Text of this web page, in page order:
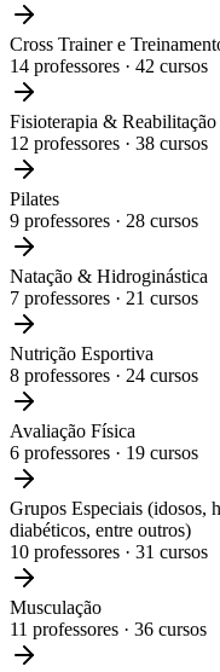
Cross Trainer e
14 professores · 42 cursos
Fisioterapia & Reabilitação
12 professores · 38 cursos
Pilates
9 professores · 28 cursos
Natação & Hidroginástica
7 professores · 21 cursos
Nutrição Esportiva
8 professores · 24 cursos
Avaliação Física
6 professores · 19 cursos
Grupos Especiais (idosos,
diabéticos, entre outros)
10 professores · 31 cursos
Musculação
11 professores · 36 cursos